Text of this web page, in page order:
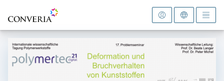
Zur Startseite